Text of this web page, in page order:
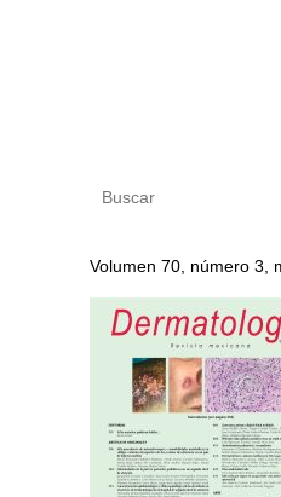
Volumen 70, número 3,